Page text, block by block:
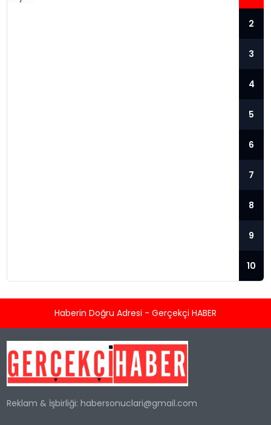
Sanat dünyasından birçok ünlü isim,
veriyor. Son ziyaretçi ise şarkıcı Safiye
Soyman oldu. Safiye Soyman, hastane
odasında video çekerek sosyal medya
dair...
2
3
4
5
6
7
8
9
10
Haberin Doğru Adresi - Gerçekçi HABER
Reklam & İşbirliği:habersonuclari@gmail.com